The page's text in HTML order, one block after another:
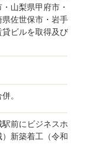
山梨県甲府市・
佐世保市・岩手
ビルを取得及び
。
前にビジネスホ
新築着工（令和